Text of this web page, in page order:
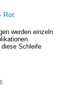
Rot
werden einzeln
diese Schleife